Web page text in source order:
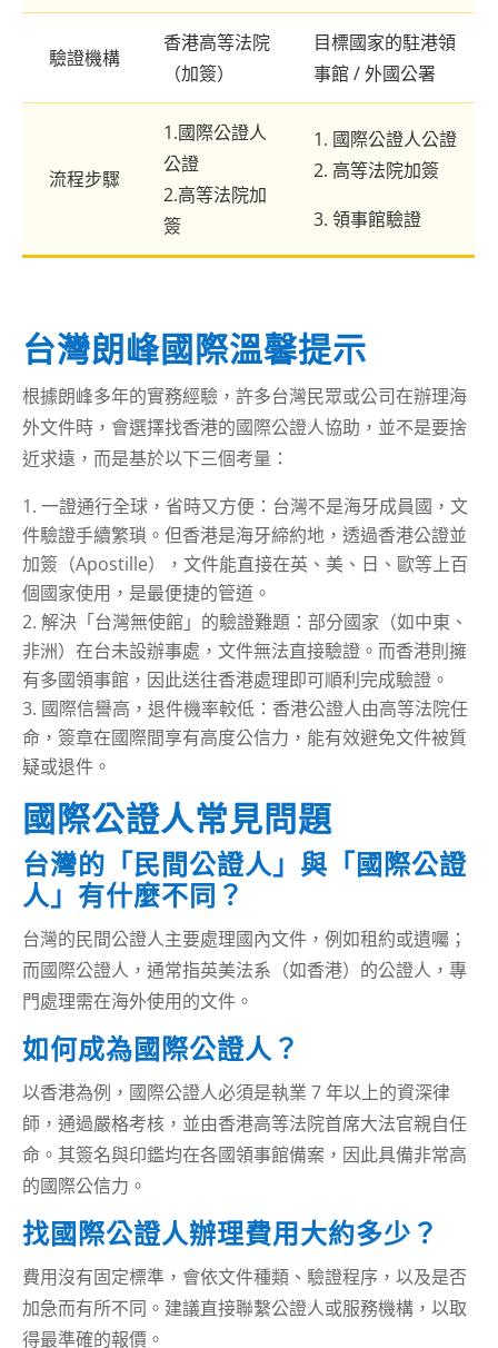
驗證機構
香港高等法院
（加簽）
目標國家的駐港領
事館 / 外國公署
流程步驟
1.國際公證人
公證
2.高等法院加
簽
1. 國際公證人公證
2. 高等法院加簽
3. 領事館驗證
台灣朗峰國際溫馨提示
根據朗峰多年的實務經驗，許多台灣民眾或公司在辦理海
外文件時，會選擇找香港的國際公證人協助，並不是要捨
近求遠，而是基於以下三個考量：
一證通行全球，省時又方便：台灣不是海牙成員國，文
件驗證手續繁瑣。但香港是海牙締約地，透過香港公證並
加簽（Apostille），文件能直接在英、美、日、歐等上百
個國家使用，是最便捷的管道。
解決「台灣無使館」的驗證難題：部分國家（如中東、
非洲）在台未設辦事處，文件無法直接驗證。而香港則擁
有多國領事館，因此送往香港處理即可順利完成驗證。
國際信譽高，退件機率較低：香港公證人由高等法院任
命，簽章在國際間享有高度公信力，能有效避免文件被質
疑或退件。
國際公證人常見問題
台灣的「民間公證人」與「國際公證
人」有什麼不同？
台灣的民間公證人主要處理國內文件，例如租約或遺囑；
而國際公證人，通常指英美法系（如香港）的公證人，專
門處理需在海外使用的文件。
如何成為國際公證人？
以香港為例，國際公證人必須是執業 7 年以上的資深律
師，通過嚴格考核，並由香港高等法院首席大法官親自任
命。其簽名與印鑑均在各國領事館備案，因此具備非常高
的國際公信力。
找國際公證人辦理費用大約多少？
費用沒有固定標準，會依文件種類、驗證程序，以及是否
加急而有所不同。建議直接聯繫公證人或服務機構，以取
得最準確的報價。